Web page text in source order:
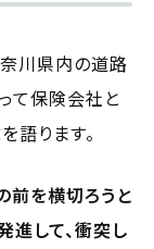
奈川県内の道路
て保険会社と
語ります。
前を横切ろうと
進して、衝突し